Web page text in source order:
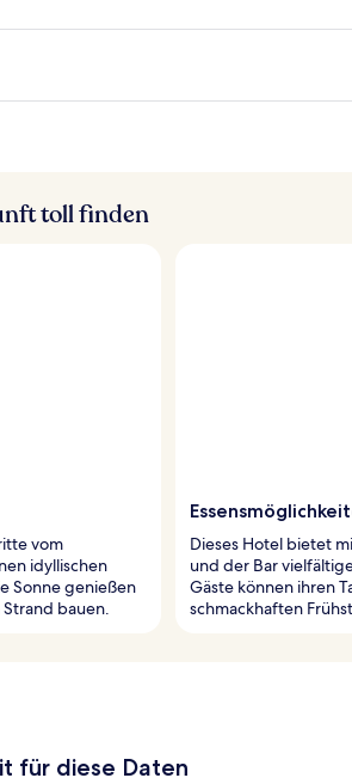
toll finden
vom
idyllischen
Sonne genießen
bauen.
Dieses Hotel bietet
und der Bar
Gäste können ihren
schmackhaften
für diese Daten